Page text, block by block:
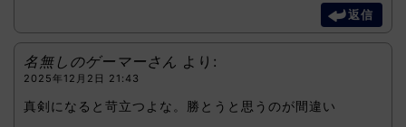
返信
名無しのゲーマーさん より:
2025年12月2日 21:43
真剣になると苛立つよな。勝とうと思うのが間違い